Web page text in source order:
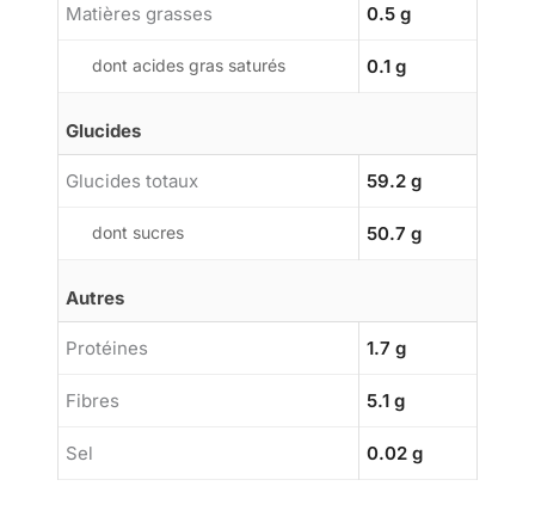
Matières grasses 0.5 g
dont acides gras saturés 0.1 g
Glucides
Glucides totaux 59.2 g
dont sucres 50.7 g
Autres
Protéines 1.7 g
Fibres 5.1 g
Sel 0.02 g